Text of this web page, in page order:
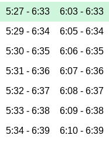
5:27 - 6:33 6:03 - 6:33
5:29 - 6:34 6:05 - 6:34
5:30 - 6:35 6:06 - 6:35
5:31 - 6:36 6:07 - 6:36
5:32 - 6:37 6:08 - 6:37
5:33 - 6:38 6:09 - 6:38
5:34 - 6:39 6:10 - 6:39